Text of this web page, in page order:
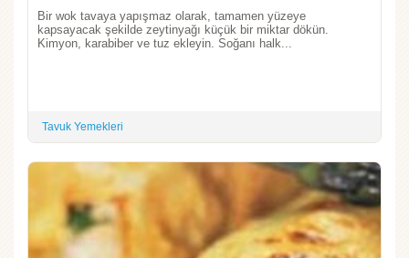
Bir wok tavaya yapışmaz olarak, tamamen yüzeye
kapsayacak şekilde zeytinyağı küçük bir miktar dökün.
Kimyon, karabiber ve tuz ekleyin. Soğanı halk...
Tavuk Yemekleri